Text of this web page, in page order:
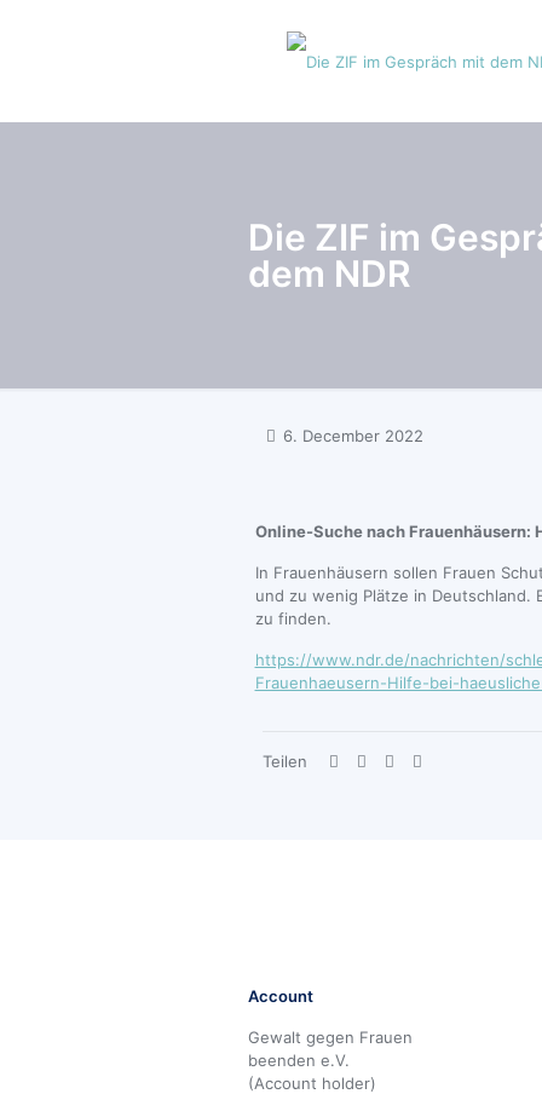
Die ZIF im
dem NDR
6. December 2022
Online-Suche nach Frauenhäusern:
In Frauenhäusern sollen Frauen
und zu wenig Plätze in Deutschland.
zu finden.
https://www.ndr.de/nachrichten/
Frauenhaeusern-Hilfe-bei-
Teilen
Account
Gewalt gegen Frauen
beenden e.V.
(Account holder)